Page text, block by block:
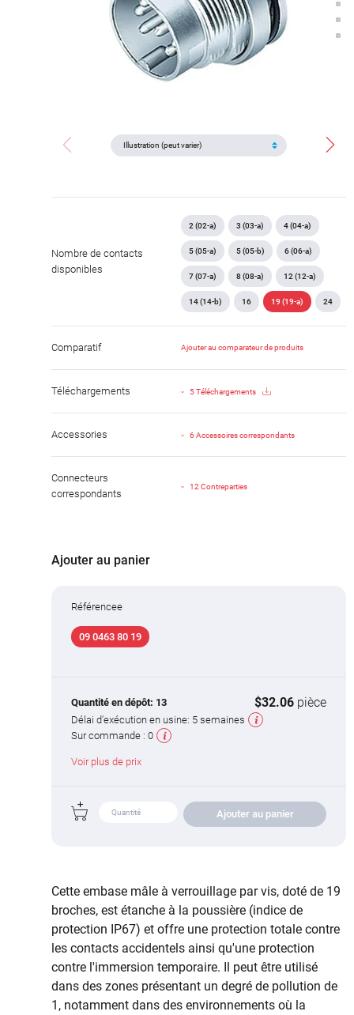
Nombre de contacts
disponibles
2 (02-a) 3 (03-a) 4 (04-a)
5 (05-a) 5 (05-b) 6 (06-a)
7 (07-a) 8 (08-a) 12 (12-a)
14 (14-b) 16 19 (19-a) 24
Comparatif Ajouter au comparateur de produits
Téléchargements 5 Téléchargements
Accessories 6 Accessoires correspondants
Connecteurs
correspondants
12 Contreparties
Ajouter au panier
Référencee
09 0463 80 19
Quantité en dépôt: 13 $32.06 pièce
Délai d'exécution en usine: 5 semaines
Sur commande : 0
Voir plus de prix
Ajouter au panier
Cette embase mâle à verrouillage par vis, doté de 19
broches, est étanche à la poussière (indice de
protection IP67) et offre une protection totale contre
les contacts accidentels ainsi qu'une protection
contre l'immersion temporaire. Il peut être utilisé
dans des zones présentant un degré de pollution de
1, notamment dans des environnements où la